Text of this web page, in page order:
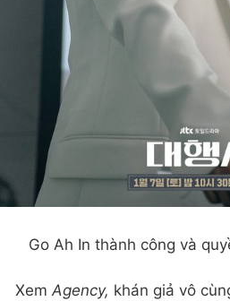
Go Ah In thành công và
Xem Agency, khán giả vô